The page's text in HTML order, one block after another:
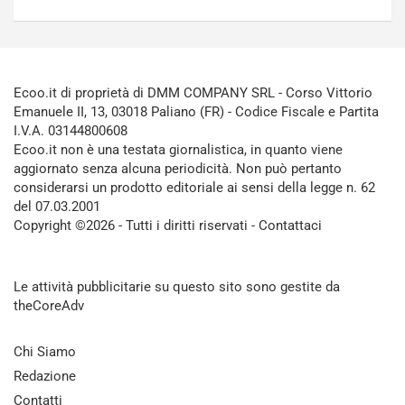
Ecoo.it di proprietà di DMM COMPANY SRL - Corso Vittorio
Emanuele II, 13, 03018 Paliano (FR) - Codice Fiscale e Partita
I.V.A. 03144800608
Ecoo.it non è una testata giornalistica, in quanto viene
aggiornato senza alcuna periodicità. Non può pertanto
considerarsi un prodotto editoriale ai sensi della legge n. 62
del 07.03.2001
Copyright ©2026 - Tutti i diritti riservati - Contattaci
Le attività pubblicitarie su questo sito sono gestite da
theCoreAdv
Chi Siamo
Redazione
Contatti